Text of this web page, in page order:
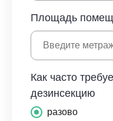
Площадь
Как часто
дезинсекцию
разово